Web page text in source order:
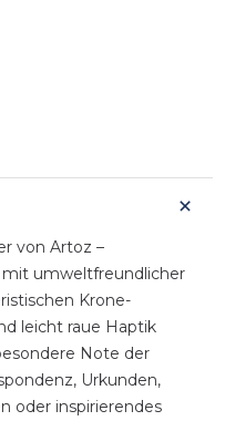
von Artoz –
umweltfreundlicher
Krone-
leicht raue Haptik
Note der
Urkunden,
oder inspirierendes